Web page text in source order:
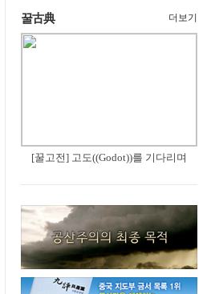
꿀古典 더보기
[꿀고전] 고도((Godot))를 기다리며